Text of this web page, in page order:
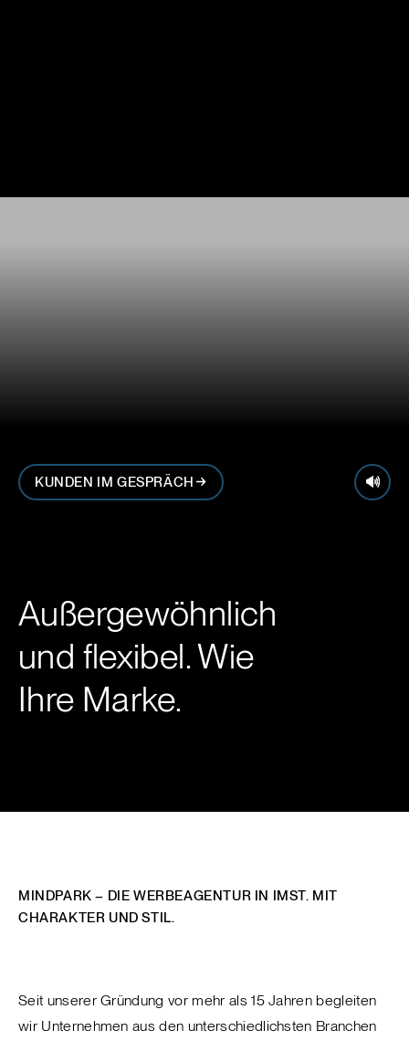
Außergewöhnlich
und flexibel. Wie
Ihre Marke.
KUNDEN IM GESPRÄCH
MINDPARK – DIE WERBEAGENTUR IN IMST. MIT
CHARAKTER UND STIL.
Seit unserer Gründung vor mehr als 15 Jahren begleiten
wir Unternehmen aus den unterschiedlichsten Branchen